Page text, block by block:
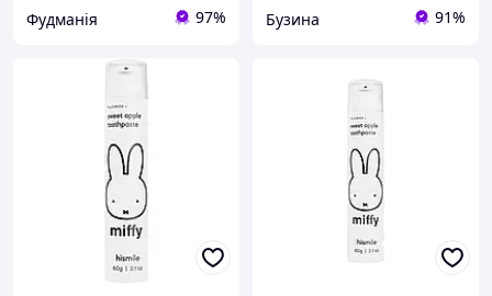
Фудманія 97% Бузина 91%